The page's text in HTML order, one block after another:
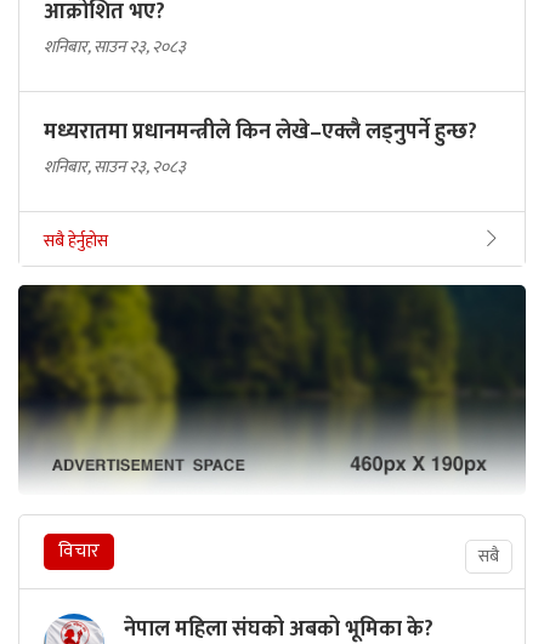
कालिकोटमा स्वास्थ्यकर्मीमाथि आक्रमण : स्थानीय किन
आक्रोशित भए?
शनिबार, साउन २३, २०८३
मध्यरातमा प्रधानमन्त्रीले किन लेखे–एक्लै लड्नुपर्ने हुन्छ?
शनिबार, साउन २३, २०८३
सबै हेर्नुहोस
विचार सबै